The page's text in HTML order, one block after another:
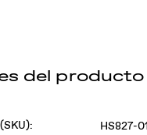
del producto
HS827-01